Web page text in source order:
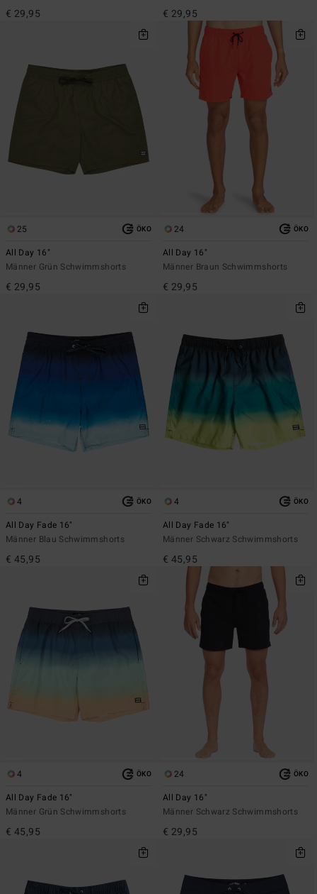
€ 29,95 € 29,95
25 ÖKO
All Day 16"
Männer Grün Schwimmshorts
€ 29,95
24 ÖKO
All Day 16"
Männer Braun Schwimmshorts
€ 29,95
4 ÖKO
All Day Fade 16"
Männer Blau Schwimmshorts
€ 45,95
4 ÖKO
All Day Fade 16"
Männer Schwarz Schwimmshorts
€ 45,95
4 ÖKO
All Day Fade 16"
Männer Grün Schwimmshorts
€ 45,95
24 ÖKO
All Day 16"
Männer Schwarz Schwimmshorts
€ 29,95